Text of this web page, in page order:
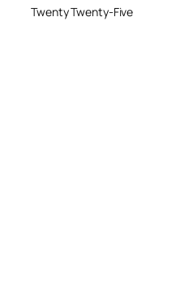
Twenty Twenty-Five